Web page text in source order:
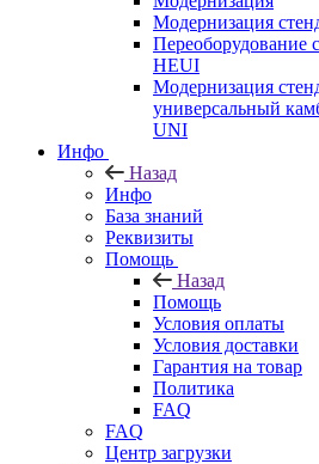
Модернизация
Переоборудование
HEUI
Модернизация
универсальный
UNI
Инфо
Назад
Инфо
База знаний
Реквизиты
Помощь
Назад
Помощь
Условия оплаты
Условия доставки
Гарантия на товар
Политика
FAQ
FAQ
Центр загрузки